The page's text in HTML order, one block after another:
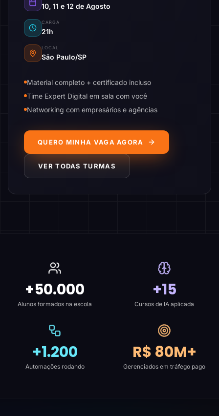
10, 11 e 12 de Agosto
CARGA
21h
LOCAL
São Paulo/SP
Material completo + certificado incluso
Time Expert Digital em sala com você
Networking com empresários e agências
QUERO MINHA VAGA AGORA
VER TODAS TURMAS
+50.000
Alunos formados na escola
+15
Cursos de IA aplicada
+1.200
Automações rodando
R$ 80M+
Gerenciados em tráfego pago